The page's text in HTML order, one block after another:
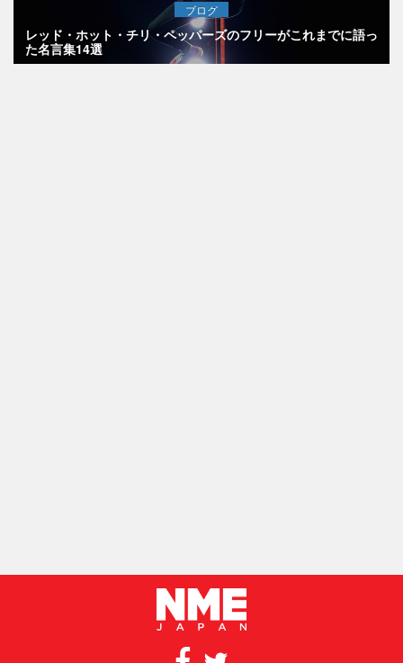
ブログ
レッド・ホット・チリ・ペッパーズのフリーがこれまでに語っ
た名言集14選